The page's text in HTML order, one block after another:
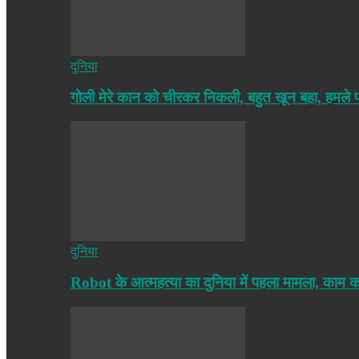
दुनिया
गोली मेरे कान को चीरकर निकली, बहुत खून बहा, हमले
दुनिया
Robot के आत्महत्या का दुनिया में पहला मामला, काम